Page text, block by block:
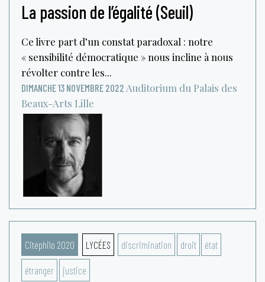
La passion de l’égalité (Seuil)
Ce livre part d’un constat paradoxal : notre
« sensibilité démocratique » nous incline à nous
révolter contre les...
DIMANCHE 13 NOVEMBRE 2022 Auditorium du Palais des
Beaux-Arts Lille
Citéphilo 2020 LYCÉES discrimination droit état
étranger justice